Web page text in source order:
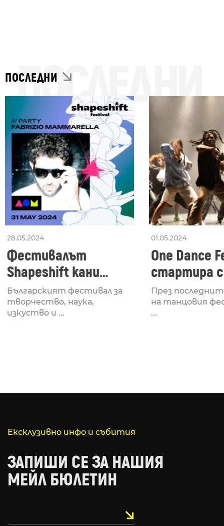
ПОСЛЕДНИ
ПОСЛЕДНИ
28.05.2024
Фестивалът
Shapeshift кани
Fabrizio Mammarella
за откриването си
Българският фестивал за
творчество, наука,
изкуство и ...
01.05.2024
One Dance
стартира
Lucid,
рейв
През
на танцовия
...
Ексклузивно инфо и събития
ЗАПИШИ СЕ ЗА НАШИЯ
МЕЙЛ БЮЛЕТИН